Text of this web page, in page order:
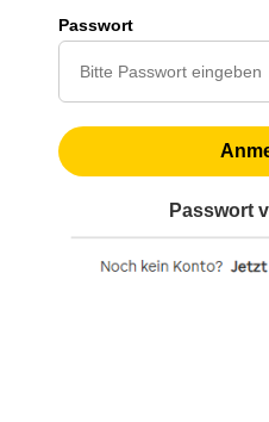
Passwort
Passwort